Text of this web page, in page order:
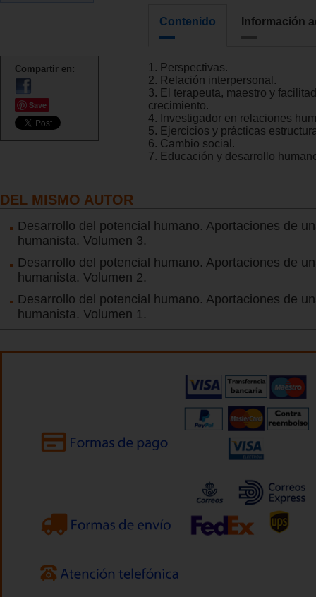
Compartir en:
Save
Contenido Información
1. Perspectivas.
2. Relación interpersonal.
3. El terapeuta, maestro y
crecimiento.
4. Investigador en relaciones
5. Ejercicios y prácticas
6. Cambio social.
7. Educación y desarrollo
DEL MISMO AUTOR
Desarrollo del potencial humano. Aportaciones de
humanista. Volumen 3.
Desarrollo del potencial humano. Aportaciones de
humanista. Volumen 2.
Desarrollo del potencial humano. Aportaciones de
humanista. Volumen 1.